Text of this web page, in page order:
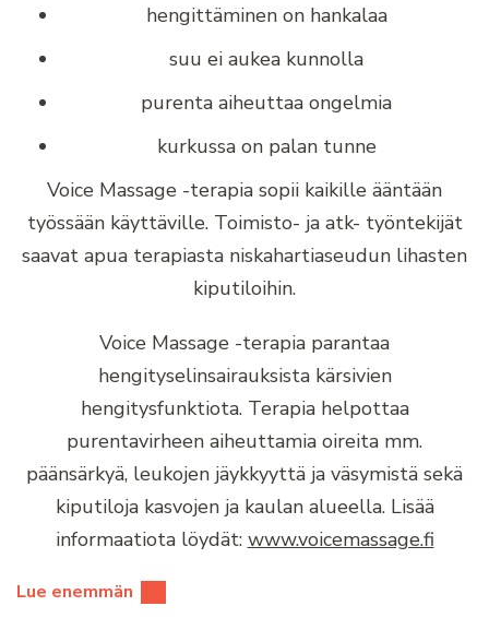
hengittäminen on hankalaa
suu ei aukea kunnolla
purenta aiheuttaa ongelmia
kurkussa on palan tunne
Voice Massage -terapia sopii kaikille ääntään
työssään käyttäville. Toimisto- ja atk- työntekijät
saavat apua terapiasta niskahartiaseudun lihasten
kiputiloihin.
Voice Massage -terapia parantaa
hengityselinsairauksista kärsivien
hengitysfunktiota. Terapia helpottaa
purentavirheen aiheuttamia oireita mm.
päänsärkyä, leukojen jäykkyyttä ja väsymistä sekä
kiputiloja kasvojen ja kaulan alueella. Lisää
informaatiota löydät: www.voicemassage.fi
Lue enemmän